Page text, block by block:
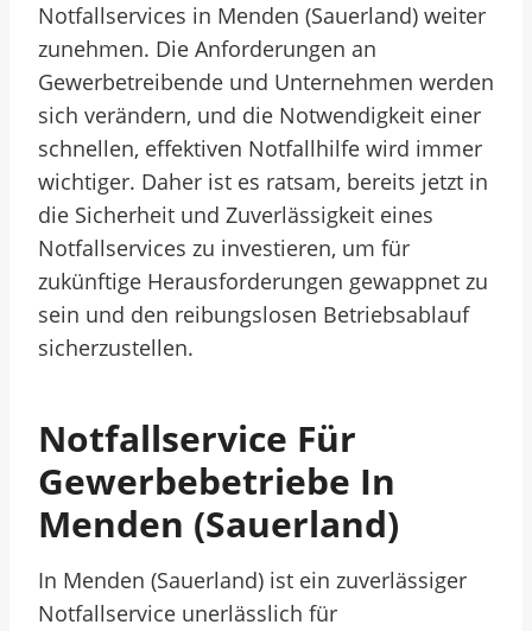
Notfallservices in Menden (Sauerland) weiter
zunehmen. Die Anforderungen an
Gewerbetreibende und Unternehmen werden
sich verändern, und die Notwendigkeit einer
schnellen, effektiven Notfallhilfe wird immer
wichtiger. Daher ist es ratsam, bereits jetzt in
die Sicherheit und Zuverlässigkeit eines
Notfallservices zu investieren, um für
zukünftige Herausforderungen gewappnet zu
sein und den reibungslosen Betriebsablauf
sicherzustellen.
Notfallservice Für
Gewerbebetriebe In
Menden (Sauerland)
In Menden (Sauerland) ist ein zuverlässiger
Notfallservice unerlässlich für